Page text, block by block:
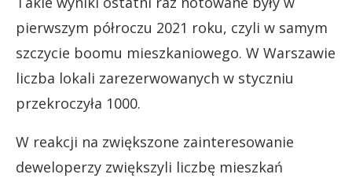
pierwszym półroczu 2021 roku, czyli w samym
szczycie boomu mieszkaniowego. W Warszawie
liczba lokali zarezerwowanych w styczniu
przekroczyła 1000.
W reakcji na zwiększone zainteresowanie
deweloperzy zwiększyli liczbę mieszkań